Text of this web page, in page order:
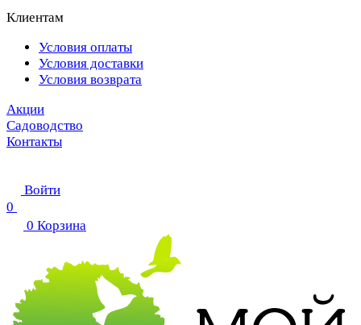
Клиентам
Условия оплаты
Условия доставки
Условия возврата
Акции
Садоводство
Контакты
Войти
0
0 Корзина